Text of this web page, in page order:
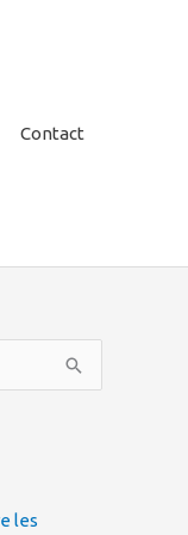
Contact
les